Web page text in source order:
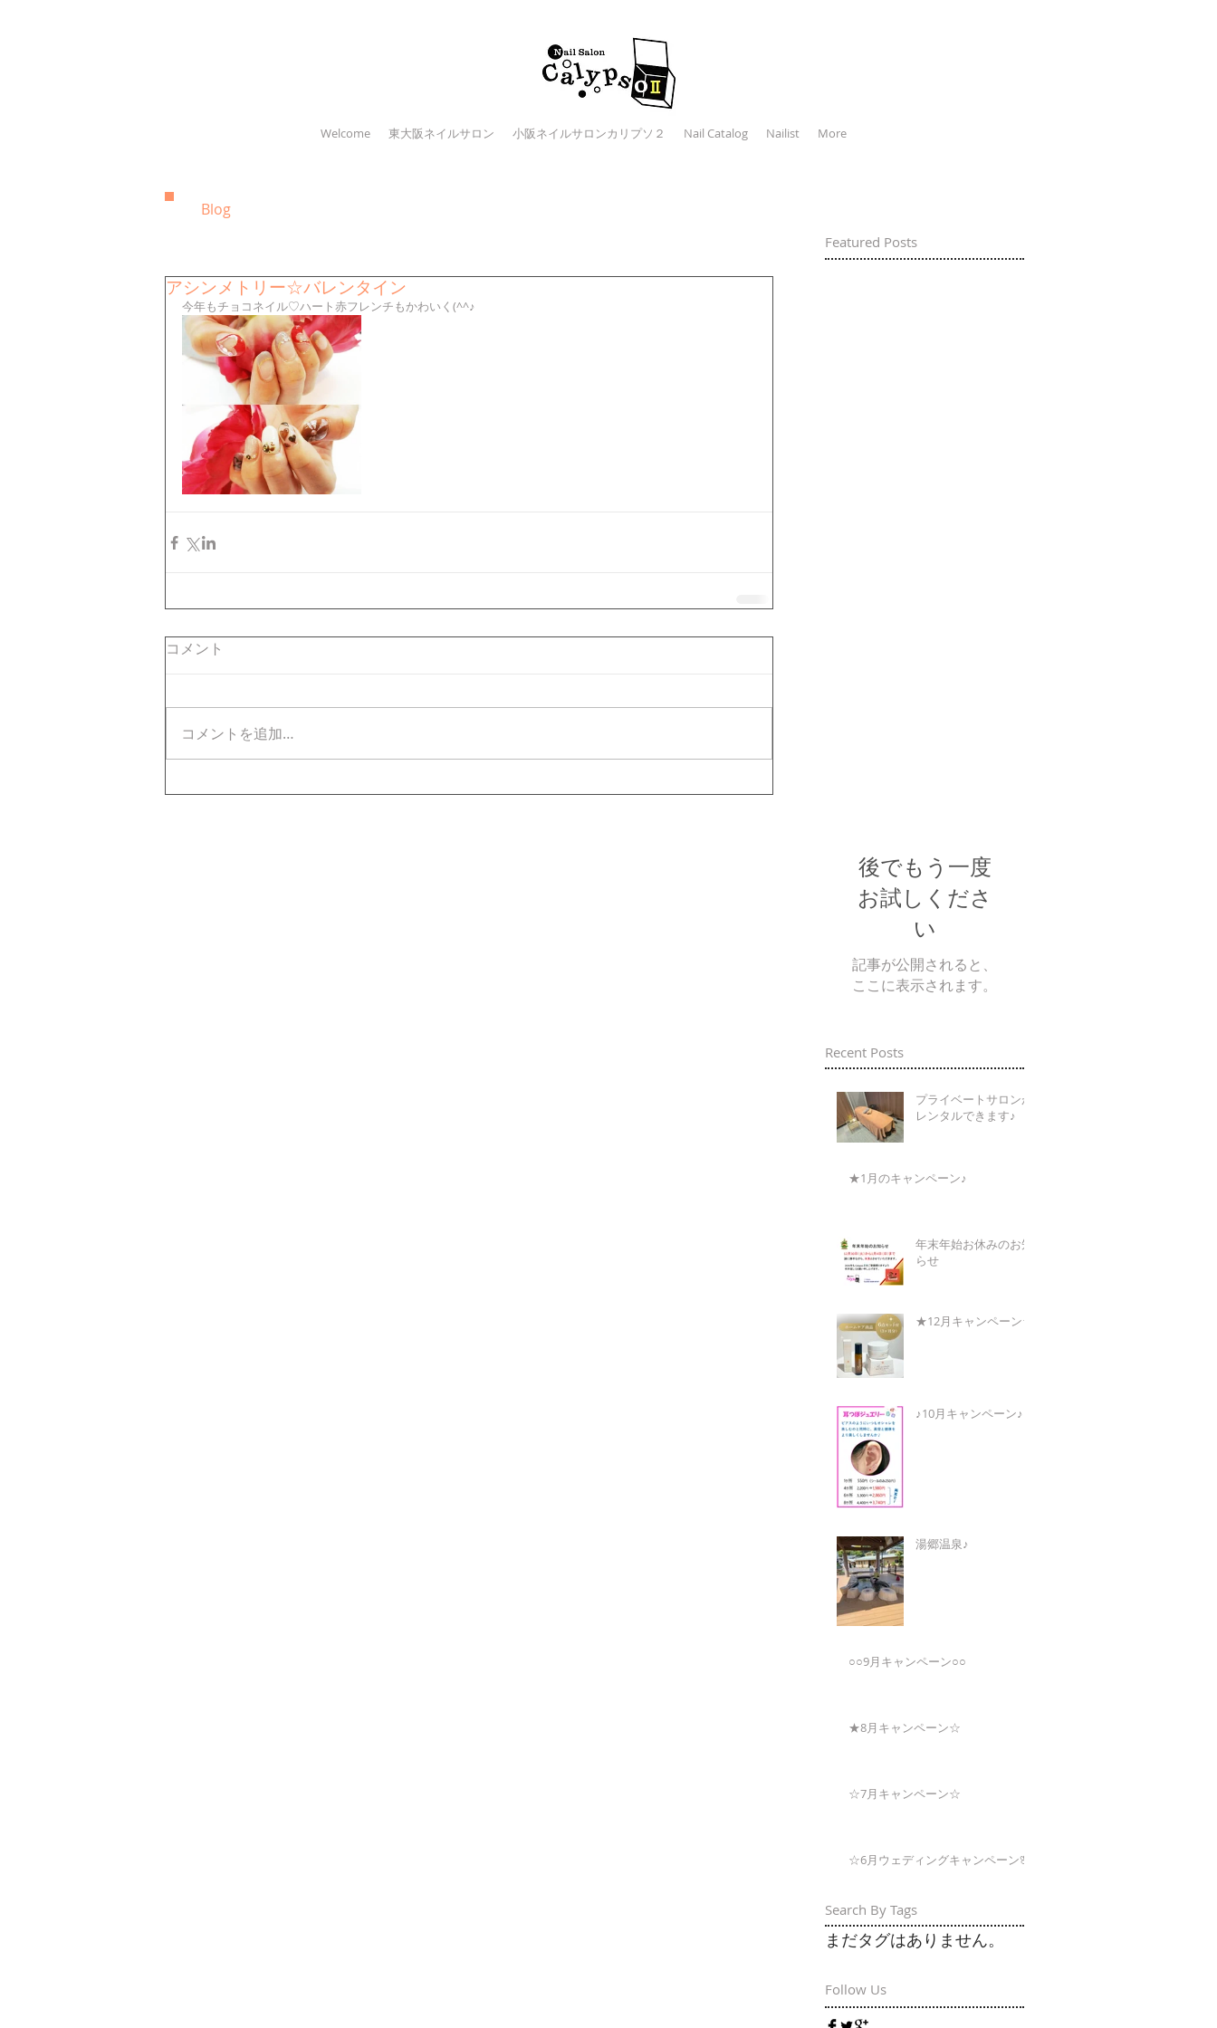
Welcome 東大阪ネイルサロン 小阪ネイルサロンカリプソ２ Nail Catalog Nailist More
Blog
Featured Posts
アシンメトリー☆バレンタイン
今年もチョコネイル♡ハート赤フレンチもかわいく(^^♪
コメント
コメントを追加…
後でもう一度
お試しくださ
い
記事が公開されると、
ここに表示されます。
Recent Posts
Search By Tags
プライベートサロンが
レンタルできます♪
★1月のキャンペーン♪
年末年始お休みのお知
らせ
★12月キャンペーン★
♪10月キャンペーン♪
湯郷温泉♪
○○9月キャンペーン○○
★8月キャンペーン☆
☆7月キャンペーン☆
☆6月ウェディングキャンペーン🌸
まだタグはありません。
Follow Us